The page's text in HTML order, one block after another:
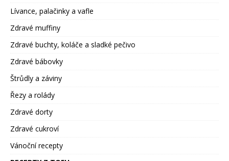
Lívance, palačinky a vafle
Zdravé muffiny
Zdravé buchty, koláče a sladké pečivo
Zdravé bábovky
Štrůdly a záviny
Řezy a rolády
Zdravé dorty
Zdravé cukroví
Vánoční recepty